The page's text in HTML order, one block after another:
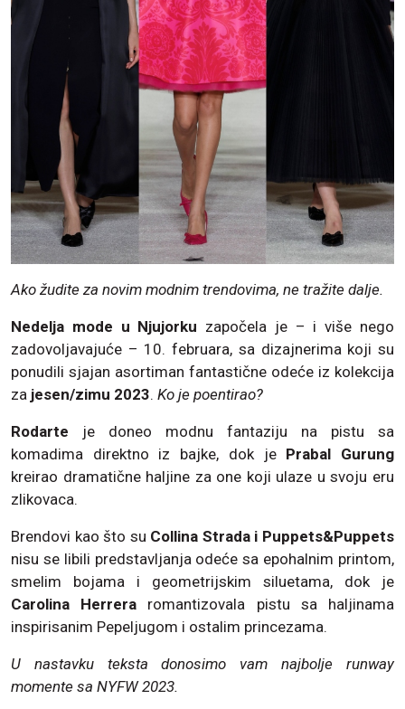
Ako žudite za novim modnim trendovima, ne tražite dalje.
Nedelja mode u Njujorku započela je – i više nego
zadovoljavajuće – 10. februara, sa dizajnerima koji su
ponudili sjajan asortiman fantastične odeće iz kolekcija
za jesen/zimu 2023. Ko je poentirao?
Rodarte je doneo modnu fantaziju na pistu sa
komadima direktno iz bajke, dok je Prabal Gurung
kreirao dramatične haljine za one koji ulaze u svoju eru
zlikovaca.
Brendovi kao što su Collina Strada i Puppets&Puppets
nisu se libili predstavljanja odeće sa epohalnim printom,
smelim bojama i geometrijskim siluetama, dok je
Carolina Herrera romantizovala pistu sa haljinama
inspirisanim Pepeljugom i ostalim princezama.
U nastavku teksta donosimo vam najbolje runway
momente sa NYFW 2023.